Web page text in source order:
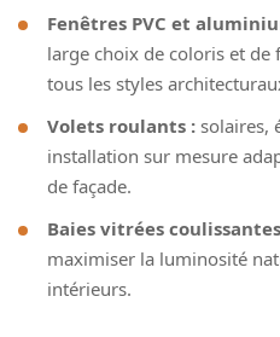
Fenêtres PVC et
large choix de coloris et
tous les styles
Volets roulants : solaires,
installation sur mesure
de façade.
Baies vitrées
maximiser la luminosité
intérieurs.